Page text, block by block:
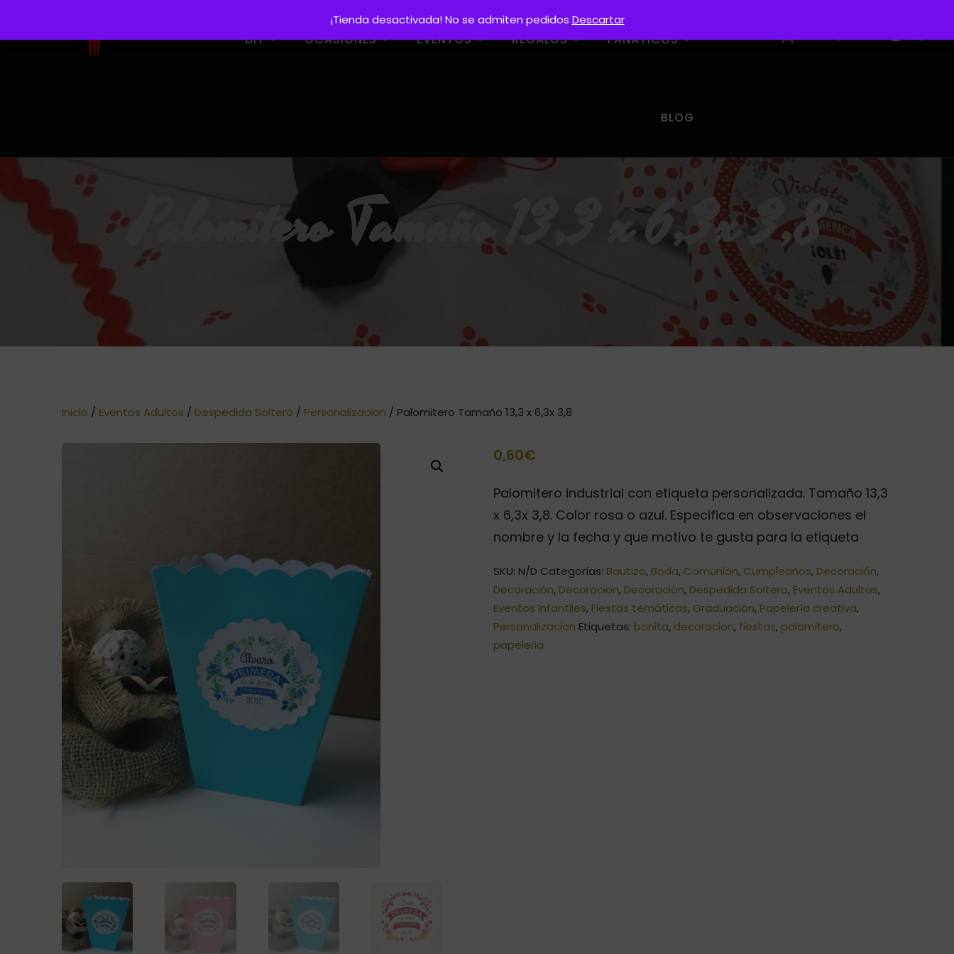
DIY OCASIONES EVENTOS REGALOS FANÁTICOS
BLOG
Palomitero Tamaño 13,3 x 6,3x 3,8
Inicio / Eventos Adultos / Despedida Soltero / Personalizacion / Palomitero Tamaño 13,3 x 6,3x 3,8
0,60€
Palomitero industrial con etiqueta personalizada. Tamaño 13,3
x 6,3x 3,8. Color rosa o azul. Especifica en observaciones el
nombre y la fecha y que motivo te gusta para la etiqueta
SKU: N/D Categorías: Bautizo, Boda, Comunion, Cumpleaños, Decoración,
Decoración, Decoracion, Decoración, Despedida Soltero, Eventos Adultos,
Eventos Infantiles, Fiestas temáticas, Graduación, Papelería creativa,
Personalizacion Etiquetas: bonita, decoracion, fiestas, palomitero,
papeleria
¡Tienda desactivada! No se admiten pedidos Descartar